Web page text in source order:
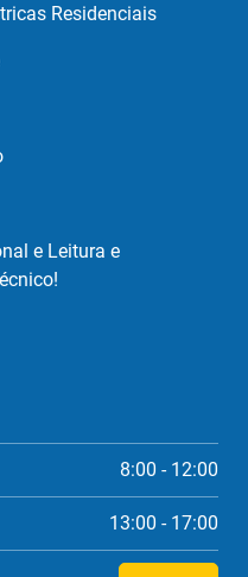
Residenciais
e Leitura e
8:00 - 12:00
13:00 - 17:00